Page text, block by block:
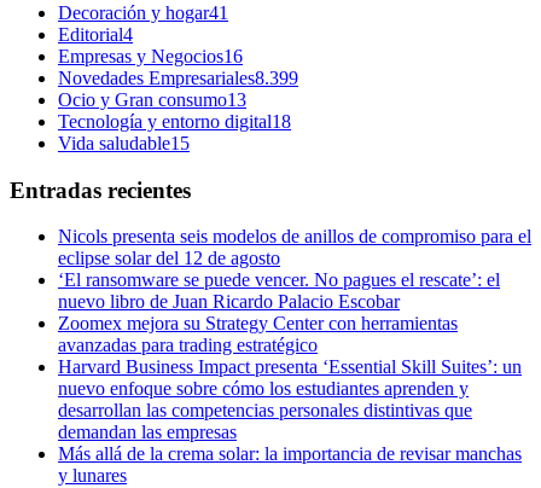
Decoración y hogar41
Editorial4
Empresas y Negocios16
Novedades Empresariales8.399
Ocio y Gran consumo13
Tecnología y entorno digital18
Vida saludable15
Entradas recientes
Nicols presenta seis modelos de anillos de compromiso para el
eclipse solar del 12 de agosto
‘El ransomware se puede vencer. No pagues el rescate’: el
nuevo libro de Juan Ricardo Palacio Escobar
Zoomex mejora su Strategy Center con herramientas
avanzadas para trading estratégico
Harvard Business Impact presenta ‘Essential Skill Suites’: un
nuevo enfoque sobre cómo los estudiantes aprenden y
desarrollan las competencias personales distintivas que
demandan las empresas
Más allá de la crema solar: la importancia de revisar manchas
y lunares